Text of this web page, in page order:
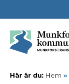
Här är du: Hem »